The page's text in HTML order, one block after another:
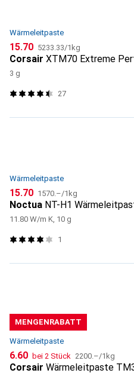
Wärmeleitpaste
CHF
15.70 CHF
5233.33/1kg
Corsair XTM70 Extreme
3 g
27
Wärmeleitpaste
CHF
15.70 CHF
1570.–/1kg
Noctua NT-H1
11.80 W/m K, 10 g
1
MENGENRABATT
Wärmeleitpaste
CHF
6.60 bei 2 Stück CHF
2200.–/1kg
Corsair Wärmeleitpaste